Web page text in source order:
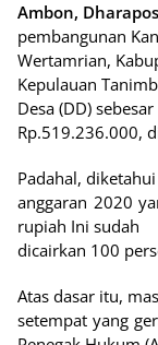
Ambon,
pembangunan
Wertamrian,
Kepulauan
Desa (DD) sebesar
Rp.519.236.000,
Padahal,
anggaran 2020
rupiah Ini sudah
dicairkan 100
Atas dasar itu,
setempat yang